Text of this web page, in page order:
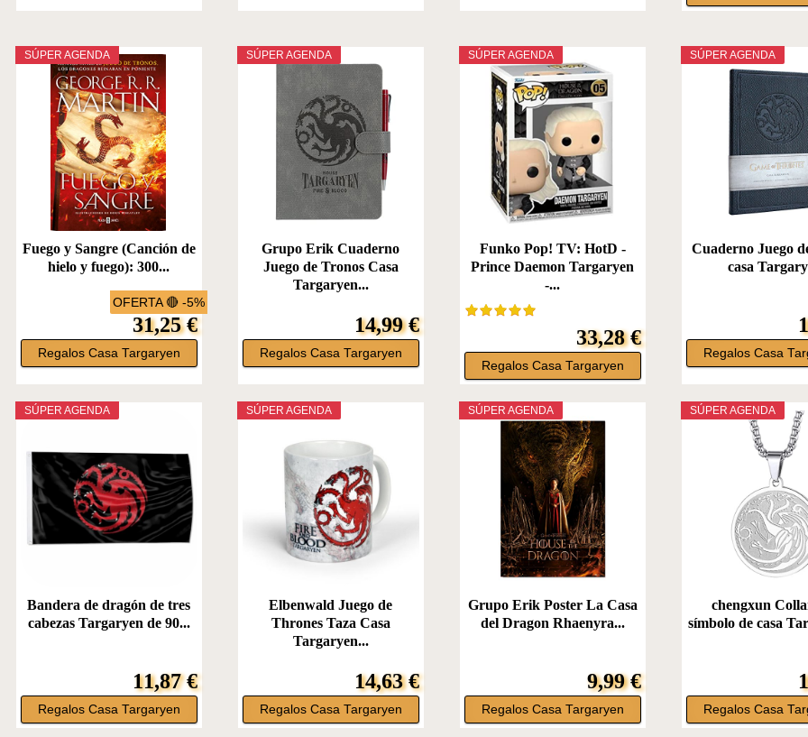
OFERTA 🔴 -5%
SÚPER AGENDA
Fuego y Sangre (Canción de
hielo y fuego): 300...
31,25 €
Regalos Casa Targaryen
SÚPER AGENDA
Grupo Erik Cuaderno
Juego de Tronos Casa
Targaryen...
14,99 €
Regalos Casa Targaryen
SÚPER AGENDA
Funko Pop! TV: HotD -
Prince Daemon Targaryen
-...
33,28 €
Regalos Casa Targaryen
SÚPER AGENDA
Cuaderno Juego
casa
Regalos Casa
SÚPER AGENDA
Bandera de dragón de tres
cabezas Targaryen de 90...
11,87 €
Regalos Casa Targaryen
SÚPER AGENDA
Elbenwald Juego de
Thrones Taza Casa
Targaryen...
14,63 €
Regalos Casa Targaryen
SÚPER AGENDA
Grupo Erik Poster La Casa
del Dragon Rhaenyra...
9,99 €
Regalos Casa Targaryen
SÚPER AGENDA
chengxun
símbolo de casa
Regalos Casa